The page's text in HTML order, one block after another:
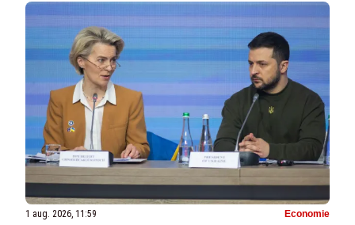
1 aug. 2026, 11:59 Economie